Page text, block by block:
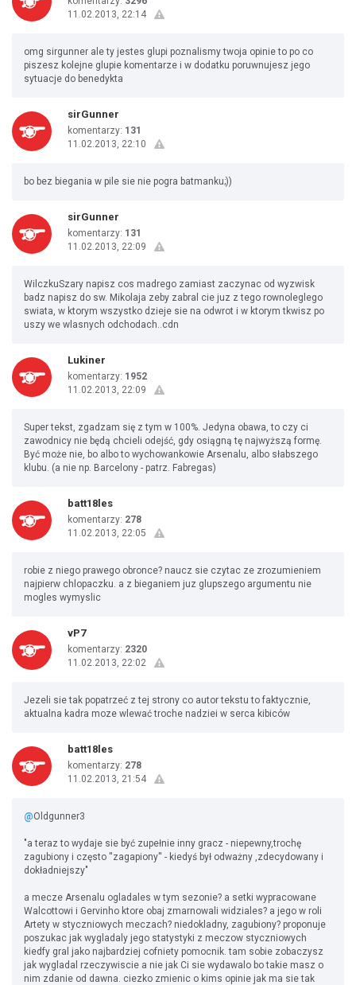
11.02.2013, 22:14
omg sirgunner ale ty jestes glupi poznalismy twoja opinie to po co
piszesz kolejne glupie komentarze i w dodatku poruwnujesz jego
sytuacje do benedykta
sirGunner
komentarzy: 131
11.02.2013, 22:10
bo bez biegania w pile sie nie pogra batmanku;))
sirGunner
komentarzy: 131
11.02.2013, 22:09
WilczkuSzary napisz cos madrego zamiast zaczynac od wyzwisk
badz napisz do sw. Mikolaja zeby zabral cie juz z tego rownoleglego
swiata, w ktorym wszystko dzieje sie na odwrot i w ktorym tkwisz po
uszy we wlasnych odchodach..cdn
Lukiner
komentarzy: 1952
11.02.2013, 22:09
Super tekst, zgadzam się z tym w 100%. Jedyna obawa, to czy ci
zawodnicy nie będą chcieli odejść, gdy osiągną tę najwyższą formę.
Być może nie, bo albo to wychowankowie Arsenalu, albo słabszego
klubu. (a nie np. Barcelony - patrz. Fabregas)
batt18les
komentarzy: 278
11.02.2013, 22:05
robie z niego prawego obronce? naucz sie czytac ze zrozumieniem
najpierw chlopaczku. a z bieganiem juz glupszego argumentu nie
mogles wymyslic
vP7
komentarzy: 2320
11.02.2013, 22:02
Jezeli sie tak popatrzeć z tej strony co autor tekstu to faktycznie,
aktualna kadra moze wlewać troche nadziei w serca kibiców
batt18les
komentarzy: 278
11.02.2013, 21:54
@Oldgunner3
"a teraz to wydaje sie być zupełnie inny gracz - niepewny,trochę
zagubiony i często ''zagapiony'' - kiedyś był odważny ,zdecydowany i
dokładniejszy"
a mecze Arsenalu ogladales w tym sezonie? a setki wypracowane
Walcottowi i Gervinho ktore obaj zmarnowali widziales? a jego w roli
Artety w styczniowych meczach? niedokladny, zagubiony? proponuje
poszukac jak wygladaly jego statystyki z meczow styczniowych
kiedfy gral jako najbardziej cofniety pomocnik. tam sobie zobaczysz
jak wygladal rzeczywiscie a nie jak Ci sie wydawalo bo takie masz o
nim zdanie od dawna. ciezko zmienic o kims opinie jak ma sie tak